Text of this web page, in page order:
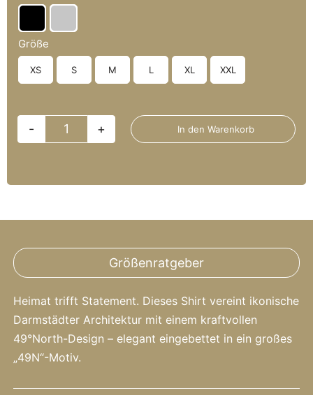
Größe
XS S M L XL XXL
49
Heavy
In den Warenkorb
Größenratgeber
Heimat trifft Statement. Dieses Shirt vereint ikonische
Darmstädter Architektur mit einem kraftvollen
49°North-Design – elegant eingebettet in ein großes
„49N“-Motiv.